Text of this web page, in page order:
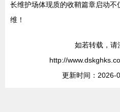
长维护场体现质的收鞘篇章启动
维！
如若转载，请
http://
更新时间：2026-